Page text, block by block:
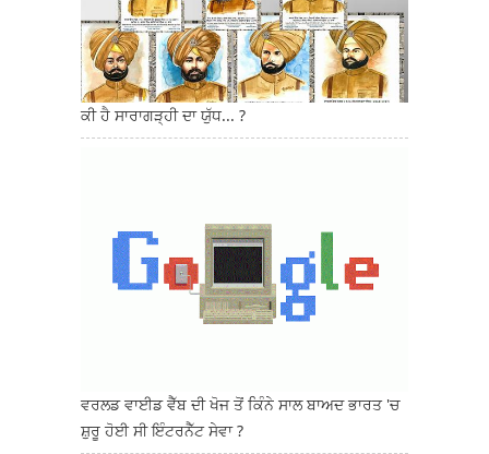
ਕੀ ਹੈ ਸਾਰਾਗੜ੍ਹੀ ਦਾ ਯੁੱਧ... ?
ਵਰਲਡ ਵਾਈਡ ਵੈੱਬ ਦੀ ਖੋਜ ਤੋਂ ਕਿੰਨੇ ਸਾਲ ਬਾਅਦ ਭਾਰਤ 'ਚ
ਸ਼ੁਰੂ ਹੋਈ ਸੀ ਇੰਟਰਨੈੱਟ ਸੇਵਾ ?